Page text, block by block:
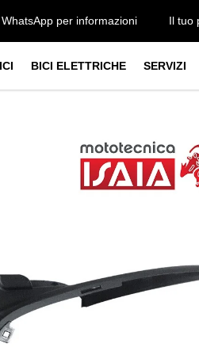
su WhatsApp per informazioni
BICI ELETTRICHE SERVIZI